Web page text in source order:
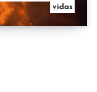
vidas